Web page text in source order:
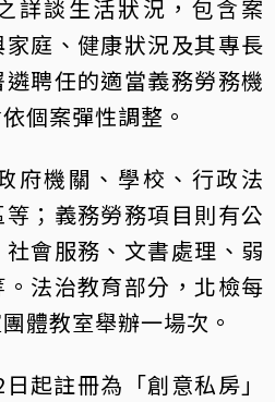
詳談生活狀況，包含案
庭、健康狀況及其專長
聘任的適當義務勞務機
個案彈性調整。
府機關、學校、行政法
；義務勞務項目則有公
會服務、文書處理、弱
法治教育部分，北檢每
體教室舉辦一場次。
起註冊為「創意私房」